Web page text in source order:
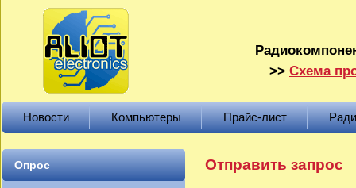
>> Схема
Новости Компьютеры Прайс-лист
Опрос Отправить запрос